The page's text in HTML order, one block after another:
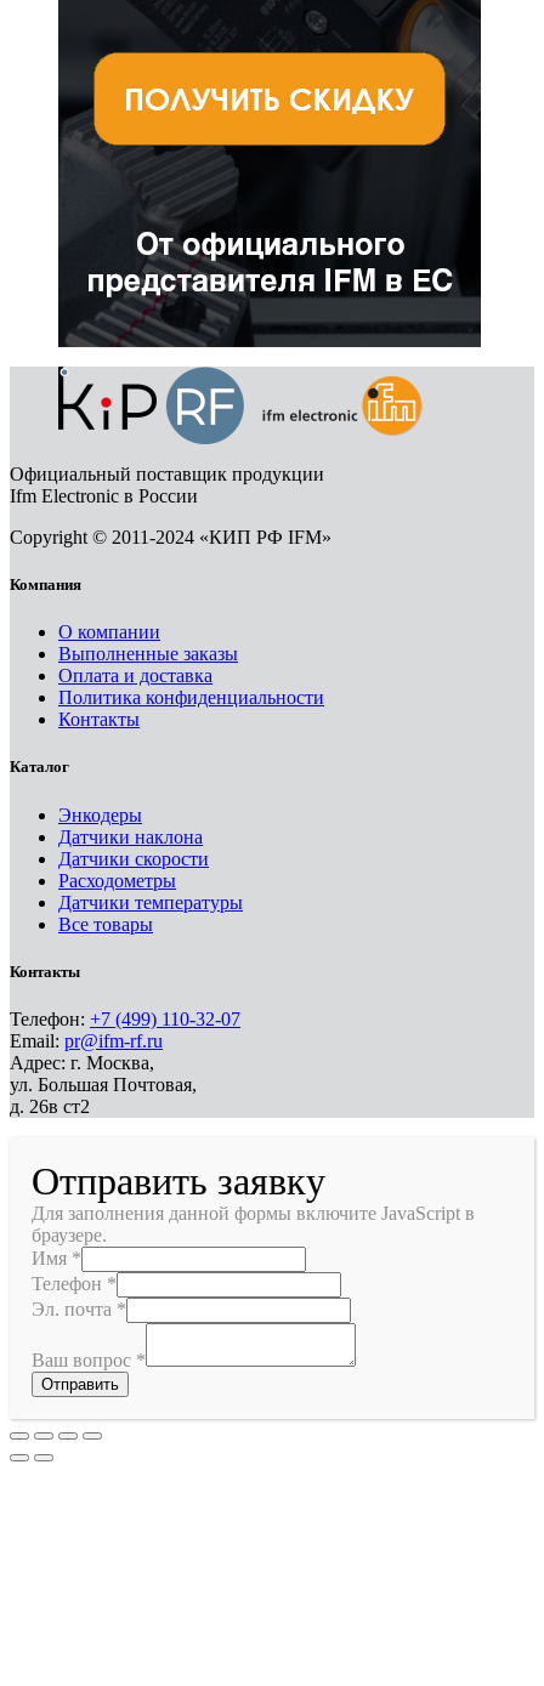
Официальный поставщик продукции
Ifm Electronic в России
Copyright © 2011-2024 «КИП РФ IFM»
Компания
О компании
Выполненные заказы
Оплата и доставка
Политика конфиденциальности
Контакты
Каталог
Энкодеры
Датчики наклона
Датчики скорости
Расходометры
Датчики температуры
Все товары
Контакты
Телефон: +7 (499) 110-32-07
Email: pr@ifm-rf.ru
Адрес: г. Москва,
ул. Большая Почтовая,
д. 26в ст2
Отправить заявку
Для заполнения данной формы включите JavaScript в
браузере.
Имя *
Телефон *
Эл. почта *
Ваш вопрос *
Отправить